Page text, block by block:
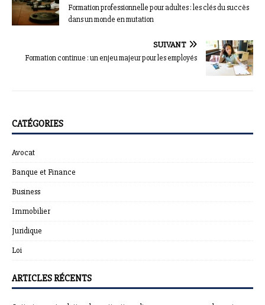
Formation professionnelle pour adultes : les clés du succès
dans un monde en mutation
SUIVANT
Formation continue : un enjeu majeur pour les employés
CATÉGORIES
Avocat
Banque et Finance
Business
Immobilier
Juridique
Loi
ARTICLES RÉCENTS